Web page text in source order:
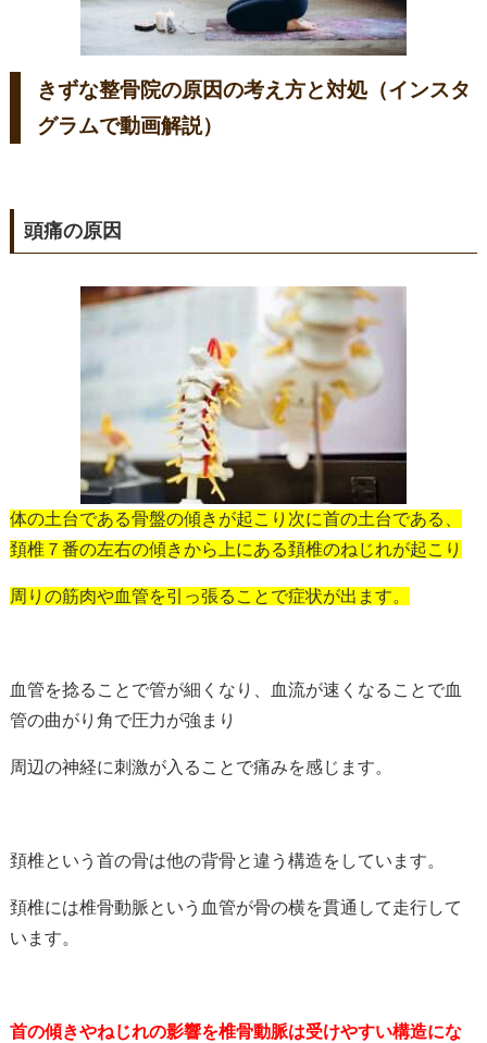
きずな整骨院の原因の考え方と対処（インスタ
グラムで動画解説）
頭痛の原因
体の土台である骨盤の傾きが起こり次に首の土台である、
頚椎７番の左右の傾きから上にある頚椎のねじれが起こり
周りの筋肉や血管を引っ張ることで症状が出ます。
血管を捻ることで管が細くなり、血流が速くなることで血
管の曲がり角で圧力が強まり
周辺の神経に刺激が入ることで痛みを感じます。
頚椎という首の骨は他の背骨と違う構造をしています。
頚椎には椎骨動脈という血管が骨の横を貫通して走行して
います。
首の傾きやねじれの影響を椎骨動脈は受けやすい構造にな